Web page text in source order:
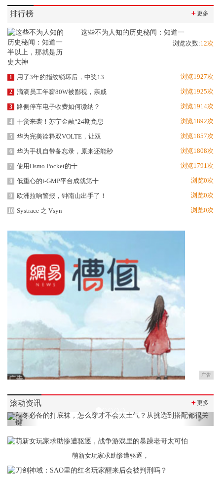
排行榜 ＋更多
这些不为人知的历史秘闻：知道一
浏览次数:12次
1 用了3年的指纹锁坏后，中奖13 浏览1927次
2 滴滴员工年薪80W被鄙视，亲戚 浏览1925次
3 路侧停车电子收费如何缴纳？ 浏览1914次
4 干货来袭！苏宁金融“24期免息 浏览1892次
5 华为完美诠释双VOLTE，让双 浏览1857次
6 华为手机自带备忘录，原来还能秒 浏览1808次
7 使用Osmo Pocket的十 浏览1791次
8 低重心的i-GMP平台成就第十 浏览0次
9 欧洲拉响警报，钟南山出手了！ 浏览0次
10 Systrace 之 Vsyn 浏览0次
广告
滚动资讯 ＋更多
Previous Next
萌新女玩家求助惨遭驱逐，